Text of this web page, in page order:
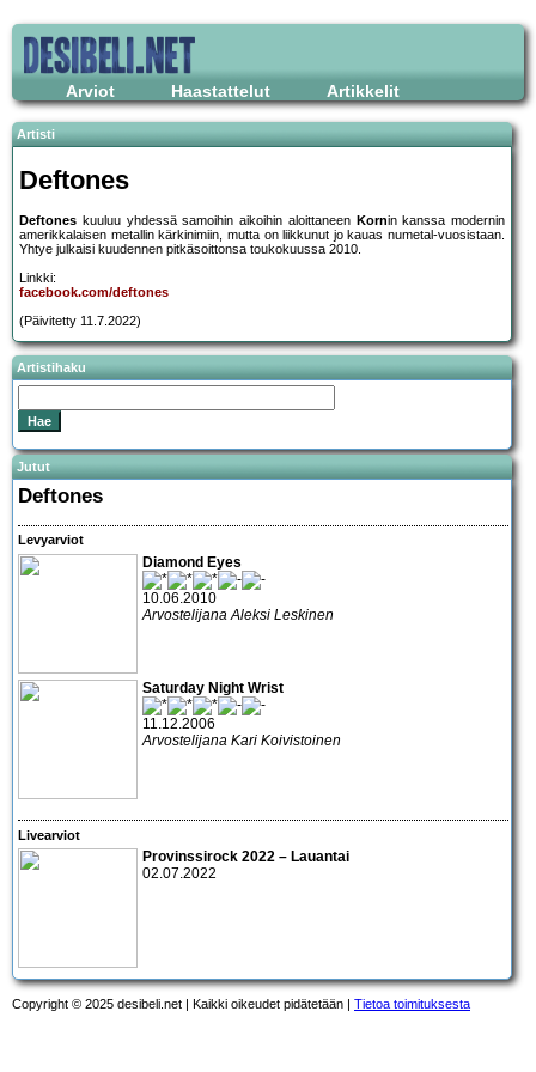
Arviot Haastattelut Artikkelit
Artisti
Deftones
Deftones kuuluu yhdessä samoihin aikoihin aloittaneen Kornin kanssa modernin
amerikkalaisen metallin kärkinimiin, mutta on liikkunut jo kauas numetal-vuosistaan.
Yhtye julkaisi kuudennen pitkäsoittonsa toukokuussa 2010.
Linkki:
facebook.com/deftones
(Päivitetty 11.7.2022)
Artistihaku
Jutut
Deftones
Levyarviot
Diamond Eyes
10.06.2010
Arvostelijana Aleksi Leskinen
Saturday Night Wrist
11.12.2006
Arvostelijana Kari Koivistoinen
Livearviot
Provinssirock 2022 – Lauantai
02.07.2022
Copyright © 2025 desibeli.net | Kaikki oikeudet pidätetään | Tietoa toimituksesta